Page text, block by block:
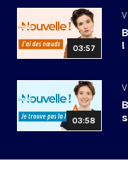
03:57
!
03:58